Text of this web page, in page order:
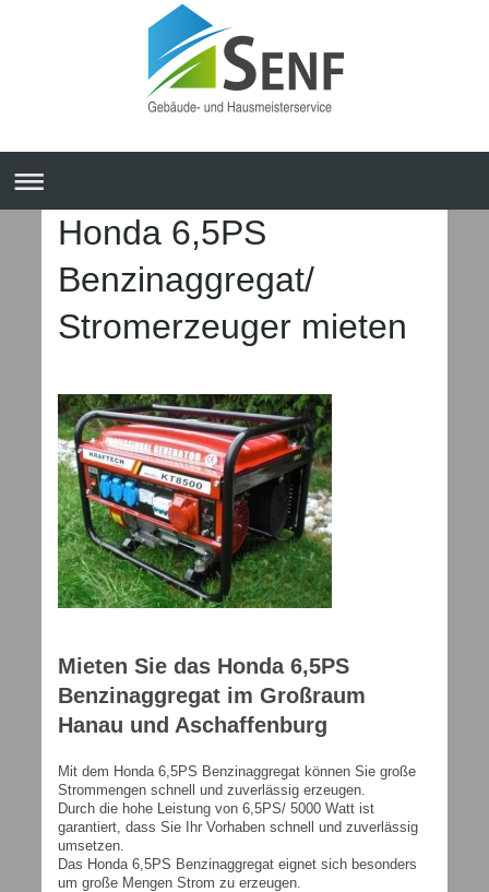
Honda 6,5PS
Benzinaggregat/
Stromerzeuger mieten
Mieten Sie das Honda 6,5PS
Benzinaggregat im Großraum
Hanau und Aschaffenburg
Mit dem Honda 6,5PS Benzinaggregat können Sie große
Strommengen schnell und zuverlässig erzeugen.
Durch die hohe Leistung von 6,5PS/ 5000 Watt ist
garantiert, dass Sie Ihr Vorhaben schnell und zuverlässig
umsetzen.
Das Honda 6,5PS Benzinaggregat eignet sich besonders
um große Mengen Strom zu erzeugen.